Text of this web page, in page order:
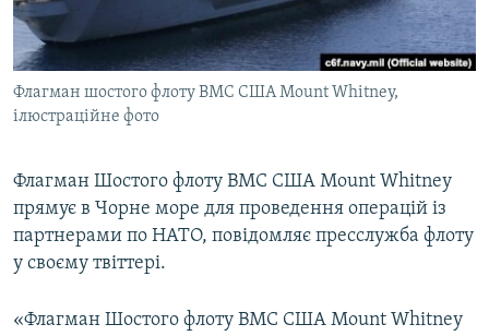
ВІДЕОУРОКИ «ELIFBE»
СВІДЧЕННЯ ОКУПАЦІЇ
УКРАЇНСЬКА ПРОБЛЕМА КРИМУ
Русский
Qırımtatar
Усі сайти RFE/RL
Флагман шостого флоту ВМС США Mount Whitney,
ілюстраційне фото
Флагман Шостого флоту ВМС США Mount Whitney
прямує в Чорне море для проведення операцій із
партнерами по НАТО, повідомляє пресслужба флоту
у своєму твіттері.
«Флагман Шостого флоту ВМС США Mount Whitney